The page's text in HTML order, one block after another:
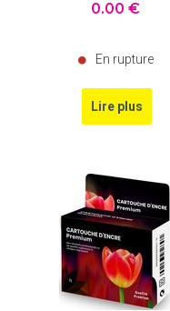
0.00 €
En rupture